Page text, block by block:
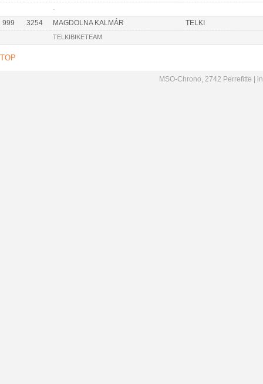
-
999 3254 MAGDOLNA KALMÁR TELKI
TELKIBIKETEAM
TOP
MSO-Chrono, 2742 Perrefitte |